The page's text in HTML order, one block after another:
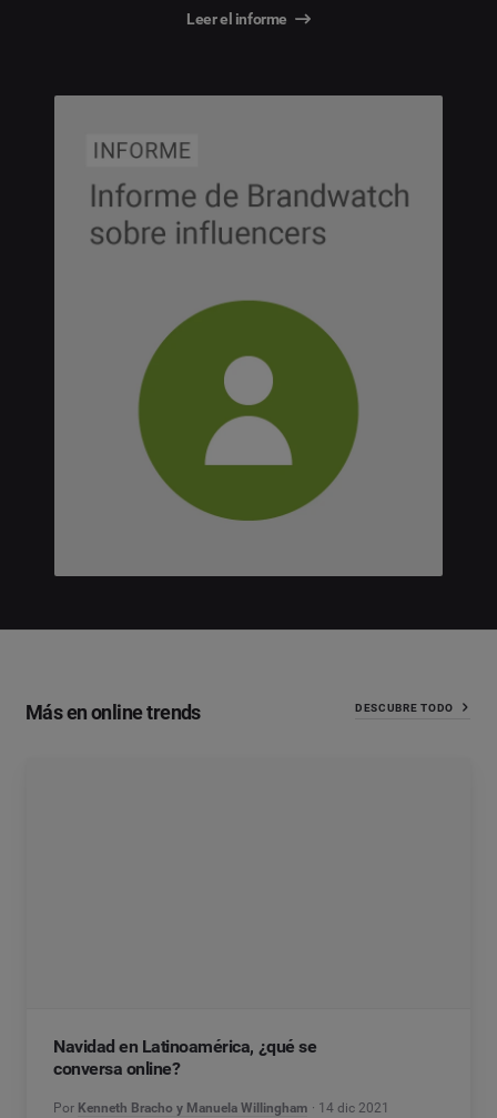
Leer el informe
Más en online trends DESCUBRE TODO
Navidad en Latinoamérica, ¿qué se
conversa online?
Por Kenneth Bracho y Manuela Willingham 14 dic 2021